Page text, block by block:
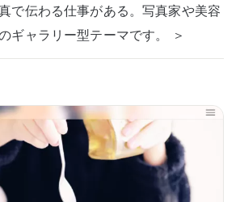
で伝わる仕事がある。写真家や美容
ギャラリー型テーマです。 ＞